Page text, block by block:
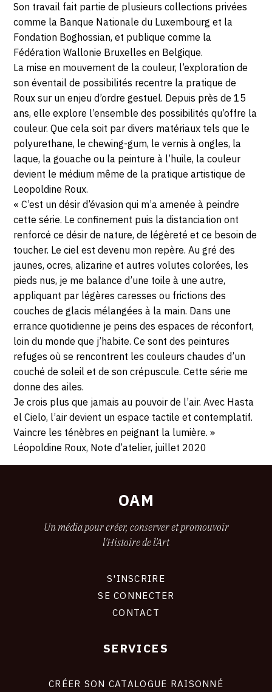
Son travail fait partie de plusieurs collections privées
comme la Banque Nationale du Luxembourg et la
Fondation Boghossian, et publique comme la
Fédération Wallonie Bruxelles en Belgique.
La mise en mouvement de la couleur, l’exploration de
son éventail de possibilités recentre la pratique de
Roux sur un enjeu d’ordre gestuel. Depuis près de 15
ans, elle explore l’ensemble des possibilités qu’offre la
couleur. Que cela soit par divers matériaux tels que le
polyurethane, le chewing-gum, le vernis à ongles, la
laque, la gouache ou la peinture à l’huile, la couleur
devient le médium même de la pratique artistique de
Leopoldine Roux.
« C’est un désir d’évasion qui m’a amenée à peindre
cette série. Le confinement puis la distanciation ont
renforcé ce désir de nature, de légèreté et ce besoin de
toucher. Le ciel est devenu mon repère. Au gré des
jaunes, ocres, alizarine et autres volutes colorées, les
pieds nus, je me balance d’une toile à une autre,
appliquant par légères caresses ou frictions des
couches de glacis mélangées à la main. Dans une
errance quotidienne je peins des espaces de réconfort,
loin du monde que j’habite. Ce sont des peintures
refuges où se rencontrent les couleurs chaudes d’un
couché de soleil et de son crépuscule. Cette série me
donne des ailes.
Je crois plus que jamais au pouvoir de l’air. Avec Hasta
el Cielo, l’air devient un espace tactile et contemplatif.
Vaincre les ténèbres en peignant la lumière. »
Léopoldine Roux, Note d’atelier, juillet 2020
OAM
Un média pour créer, conserver et promouvoir
l'Histoire de l'Art
S'INSCRIRE
SE CONNECTER
CONTACT
SERVICES
CRÉER SON CATALOGUE RAISONNÉ